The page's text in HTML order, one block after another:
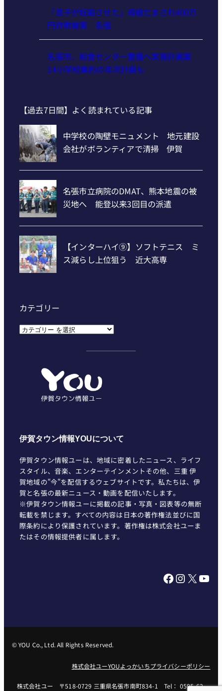
「息子が妊娠させた」母娘だまされ400万
円詐欺被害 名張
名張市、給食センター整備へ実施計画案
14小学校集約の年次計画も
【過去7日間】よく読まれている記事
カテゴリー
カ
伊賀タウン情報YOUについて
伊賀タウン情報ユーは、地域に密着したニュース、ライフ
スタイル、音楽、エンターテインメントその他、三重 伊
賀地域の"今"を配信するウェブサイトです。私たちは、伊
賀と名張の最新ニュース・動画を配信いたします。
※伊賀タウン情報ユーに掲載の記事・写真・図表等の無断
転載を禁じます。すべての内容は日本の著作権法並びに国
際条約により保護されています。著作権は株式会社ユーま
たはその情報提供者に属します。
Facebook InstagramX YouTube
© YOU Co., Ltd. All Rights Reserved.
株式会社ユーYOUよっかいちプライバシーポリシー
株式会社ユー 〒518-0729 三重県名張市南町834-1 Tel： 0595-62-